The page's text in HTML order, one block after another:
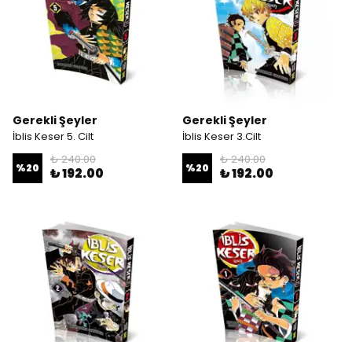
Gerekli Şeyler
İblis Keser 5. Cilt
%20
₺ 240.00
₺ 192.00
Gerekli Şeyler
İblis Keser 3.Cilt
%20
₺ 240.00
₺ 192.00